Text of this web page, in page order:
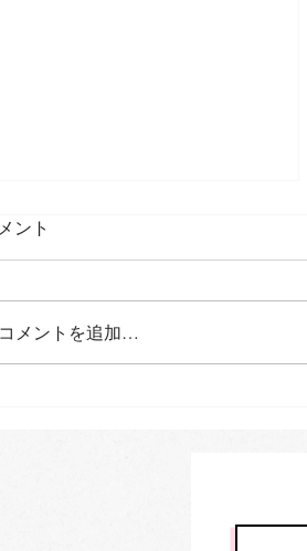
ント
コメントを追加…